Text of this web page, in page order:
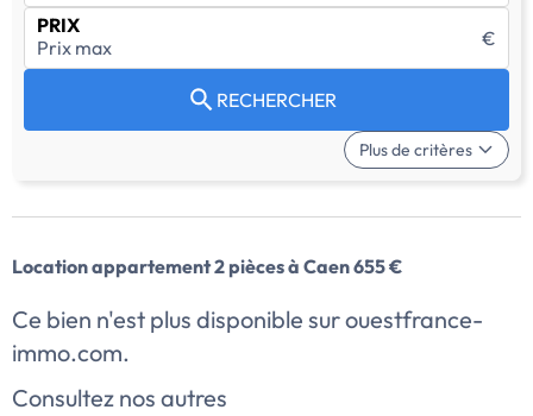
PRIX
€
RECHERCHER
Plus de critères
Location appartement 2 pièces à Caen 655 €
Ce bien n'est plus disponible sur ouestfrance-
immo.com.
Consultez nos autres